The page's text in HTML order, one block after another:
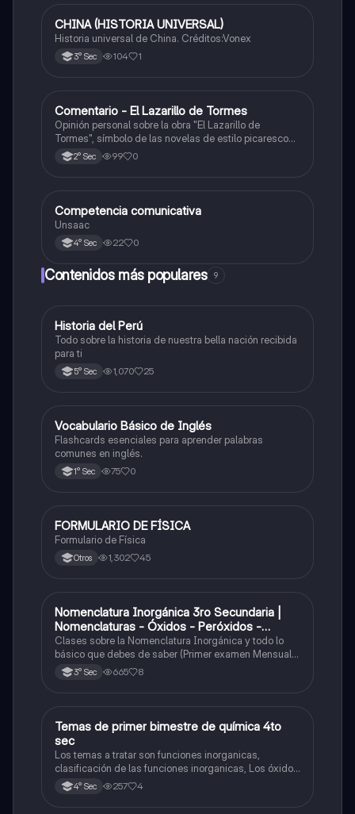
Castellano
CHINA (HISTORIA UNIVERSAL)
Historia universal de China. Créditos:Vonex
3° Sec 104 1
Castellano
Comentario - El Lazarillo de Tormes
Opinión personal sobre la obra "El Lazarillo de
Tormes", símbolo de las novelas de estilo picaresco
en la literatura española.
2° Sec 99 0
Castellano
Competencia comunicativa
Unsaac
4° Sec 22 0
Contenidos más populares 9
Ciencias Sociales
Historia del Perú
Todo sobre la historia de nuestra bella nación recibida
para ti
5° Sec 1,070 25
VInglés
Vocabulario Básico de Inglés
Flashcards esenciales para aprender palabras
comunes en inglés.
1° Sec 75 0
Física
FORMULARIO DE FÍSICA
Formulario de Física
Otros 1,302 45
Química
Nomenclatura Inorgánica 3ro Secundaria |
Nomenclaturas - Óxidos - Peróxidos -
Hidróxido o Bases
Clases sobre la Nomenclatura Inorgánica y todo lo
básico que debes de saber (Primer examen Mensual
2025)3° Sec 665 8
Química
Temas de primer bimestre de química 4to
sec
Los temas a tratar son funciones inorganicas,
clasificación de las funciones inorganicas, Los óxidos
y los óxidos ácidos
4° Sec 257 4